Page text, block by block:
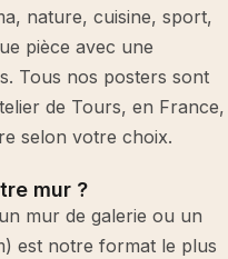
nature, cuisine, sport,
pièce avec une
Tous nos posters sont
de Tours, en France,
selon votre choix.
mur ?
mur de galerie ou un
est notre format le plus